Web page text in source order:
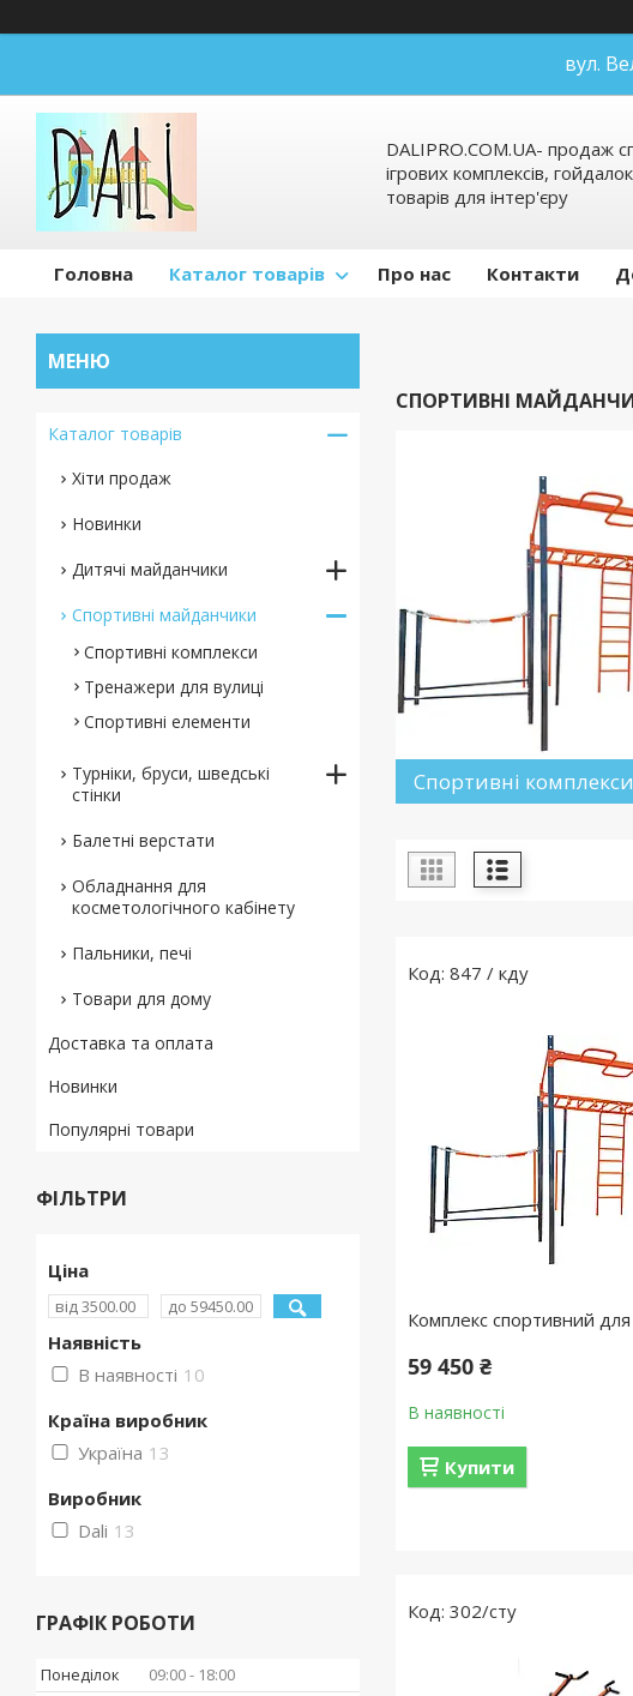
вул.
DALIPRO.COM.UA- продаж
ігрових комплексів,
товарів для інтер'єру
Головна Каталог товарів Про нас Контакти
СПОРТИВНІ
Спортивні комплекси
847 / кду
Комплекс спортивний
59 450 ₴
В наявності
Купити
302/сту
Каталог товарів
Хіти продаж
Новинки
Дитячі майданчики
Спортивні майданчики
Спортивні комплекси
Тренажери для вулиці
Спортивні елементи
Турніки, бруси, шведські
стінки
Балетні верстати
Обладнання для
косметологічного кабінету
Пальники, печі
Товари для дому
Доставка та оплата
Новинки
Популярні товари
ФІЛЬТРИ
Ціна
Наявність
В наявності 10
Країна виробник
Україна 13
Виробник
Dali 13
ГРАФІК РОБОТИ
Понеділок 09:00
18:00